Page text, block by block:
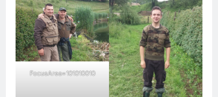
FocusArea=101010010